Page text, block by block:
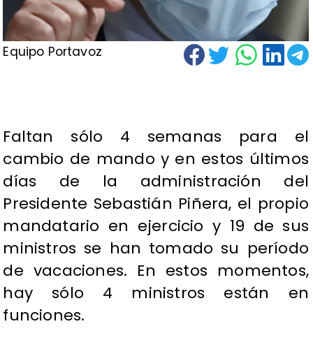
Equipo Portavoz
Faltan sólo 4 semanas para el
cambio de mando y en estos últimos
días de la administración del
Presidente Sebastián Piñera, el propio
mandatario en ejercicio y 19 de sus
ministros se han tomado su período
de vacaciones. En estos momentos,
hay sólo 4 ministros están en
funciones.